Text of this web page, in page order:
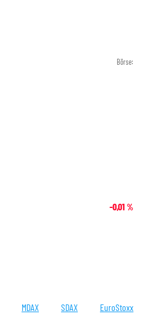
Börse:
-0,01 %
MDAX SDAX EuroStoxx